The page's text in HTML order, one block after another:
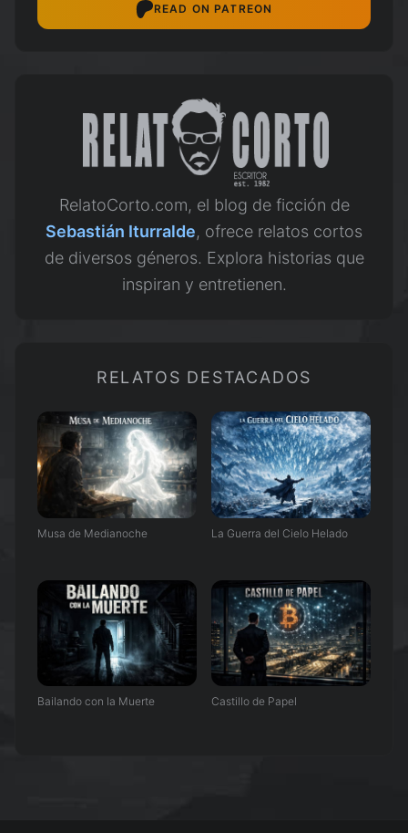
READ ON PATREON
RelatoCorto.com, el blog de ficción de
Sebastián Iturralde, ofrece relatos cortos
de diversos géneros. Explora historias que
inspiran y entretienen.
RELATOS DESTACADOS
Musa de Medianoche La Guerra del Cielo Helado
Bailando con la Muerte Castillo de Papel